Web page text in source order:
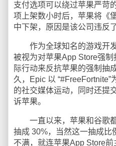
支付选项可以绕过苹果严苛
项上架数小时后，苹果将《
中下架，原因是该公司违反
作为全球知名的游戏开发
被视为对苹果App Store强
际行动来反抗苹果的强制抽
久，Epic 以
的社交媒体运动，同时还提
诉苹果。
一直以来，苹果和谷歌都
抽成 30%，当然这一抽成比
不满，就连苹果App Store